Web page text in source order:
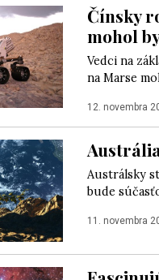
Čínsky
mohol
Vedci na
na Marse
12. novembra
Austrálsky
bude
11. novembra